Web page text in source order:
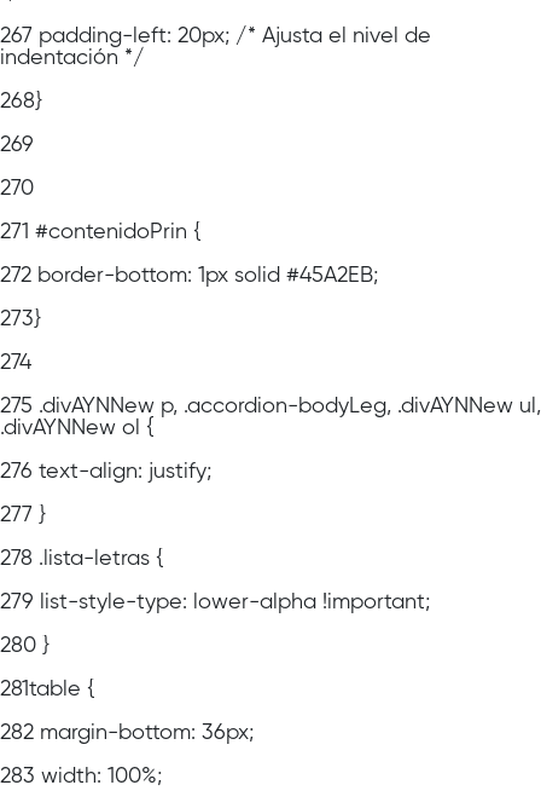
267 padding-left: 20px; /* Ajusta el nivel de
indentación */
268}
269
270
271 #contenidoPrin {
272 border-bottom: 1px solid #45A2EB;
273}
274
275 .divAYNNew p, .accordion-bodyLeg, .divAYNNew ul,
.divAYNNew ol {
276 text-align: justify;
277 }
278 .lista-letras {
279 list-style-type: lower-alpha !important;
280 }
281table {
282 margin-bottom: 36px;
283 width: 100%;